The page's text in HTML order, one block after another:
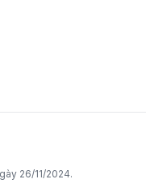
26/11/2024.